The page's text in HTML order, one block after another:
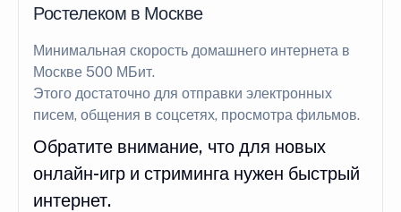
Ростелеком в Москве
Минимальная скорость домашнего интернета в
Москве 500 МБит.
Этого достаточно для отправки электронных
писем, общения в соцсетях, просмотра фильмов.
Обратите внимание, что для новых
онлайн-игр и стриминга нужен быстрый
интернет.